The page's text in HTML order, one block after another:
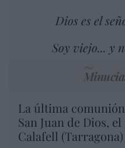
Dios es el
Soy viejo... y
La última comunión
San Juan de Dios,
Calafell (Tarragona)